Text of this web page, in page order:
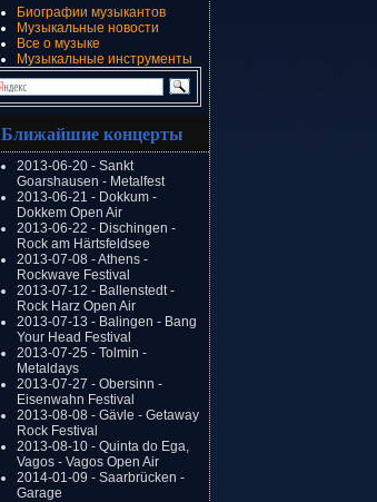
Биографии музыкантов
Музыкальные новости
Все о музыке
Музыкальные инструменты
Ближайшие концерты
2013-06-20 - Sankt
Goarshausen - Metalfest
2013-06-21 - Dokkum -
Dokkem Open Air
2013-06-22 - Dischingen -
Rock am Härtsfeldsee
2013-07-08 - Athens -
Rockwave Festival
2013-07-12 - Ballenstedt -
Rock Harz Open Air
2013-07-13 - Balingen - Bang
Your Head Festival
2013-07-25 - Tolmin -
Metaldays
2013-07-27 - Obersinn -
Eisenwahn Festival
2013-08-08 - Gävle - Getaway
Rock Festival
2013-08-10 - Quinta do Ega,
Vagos - Vagos Open Air
2014-01-09 - Saarbrücken -
Garage